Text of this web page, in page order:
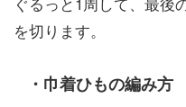
を切ります。
・巾着ひもの編み方